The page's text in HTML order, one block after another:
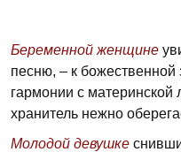
Беременной женщине
песню, – к божественной
гармонии с
хранитель нежно
Молодой девушке